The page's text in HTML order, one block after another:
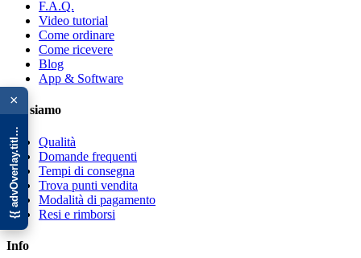
×
{{ advOverlay.title || 'Promo' }}
F.A.Q.
Video tutorial
Come ordinare
Come ricevere
Blog
App & Software
Chi siamo
Qualità
Domande frequenti
Tempi di consegna
Trova punti vendita
Modalità di pagamento
Resi e rimborsi
Info